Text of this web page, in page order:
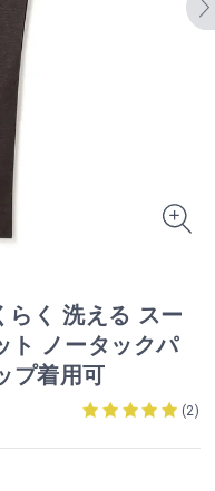
らく 洗える スー
ト ノータックパ
プ着用可
(2)